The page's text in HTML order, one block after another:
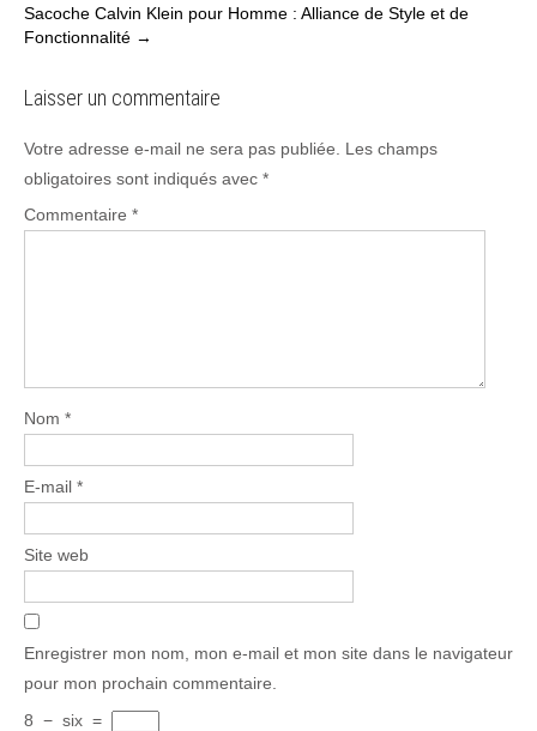
Sacoche Calvin Klein pour Homme : Alliance de Style et de
Fonctionnalité →
Laisser un commentaire
Votre adresse e-mail ne sera pas publiée.
Les champs
obligatoires sont indiqués avec *
Commentaire *
Nom *
E-mail *
Site web
Enregistrer mon nom, mon e-mail et mon site dans le navigateur
pour mon prochain commentaire.
8 − six =